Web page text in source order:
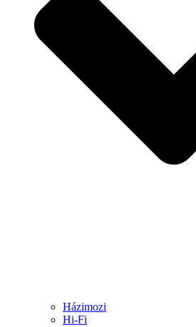
Házimozi
Hi-Fi